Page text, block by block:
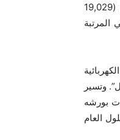
مقارنة بالعام الماضي، حيث تم تسليم ‎68,426 سيارة جديدة للعملاء في الربع الأول. وتصدرت كاين ‏(19,029
المرتبة
كهربائية بالكامل”. وتسير
سيارات بورشه
العام